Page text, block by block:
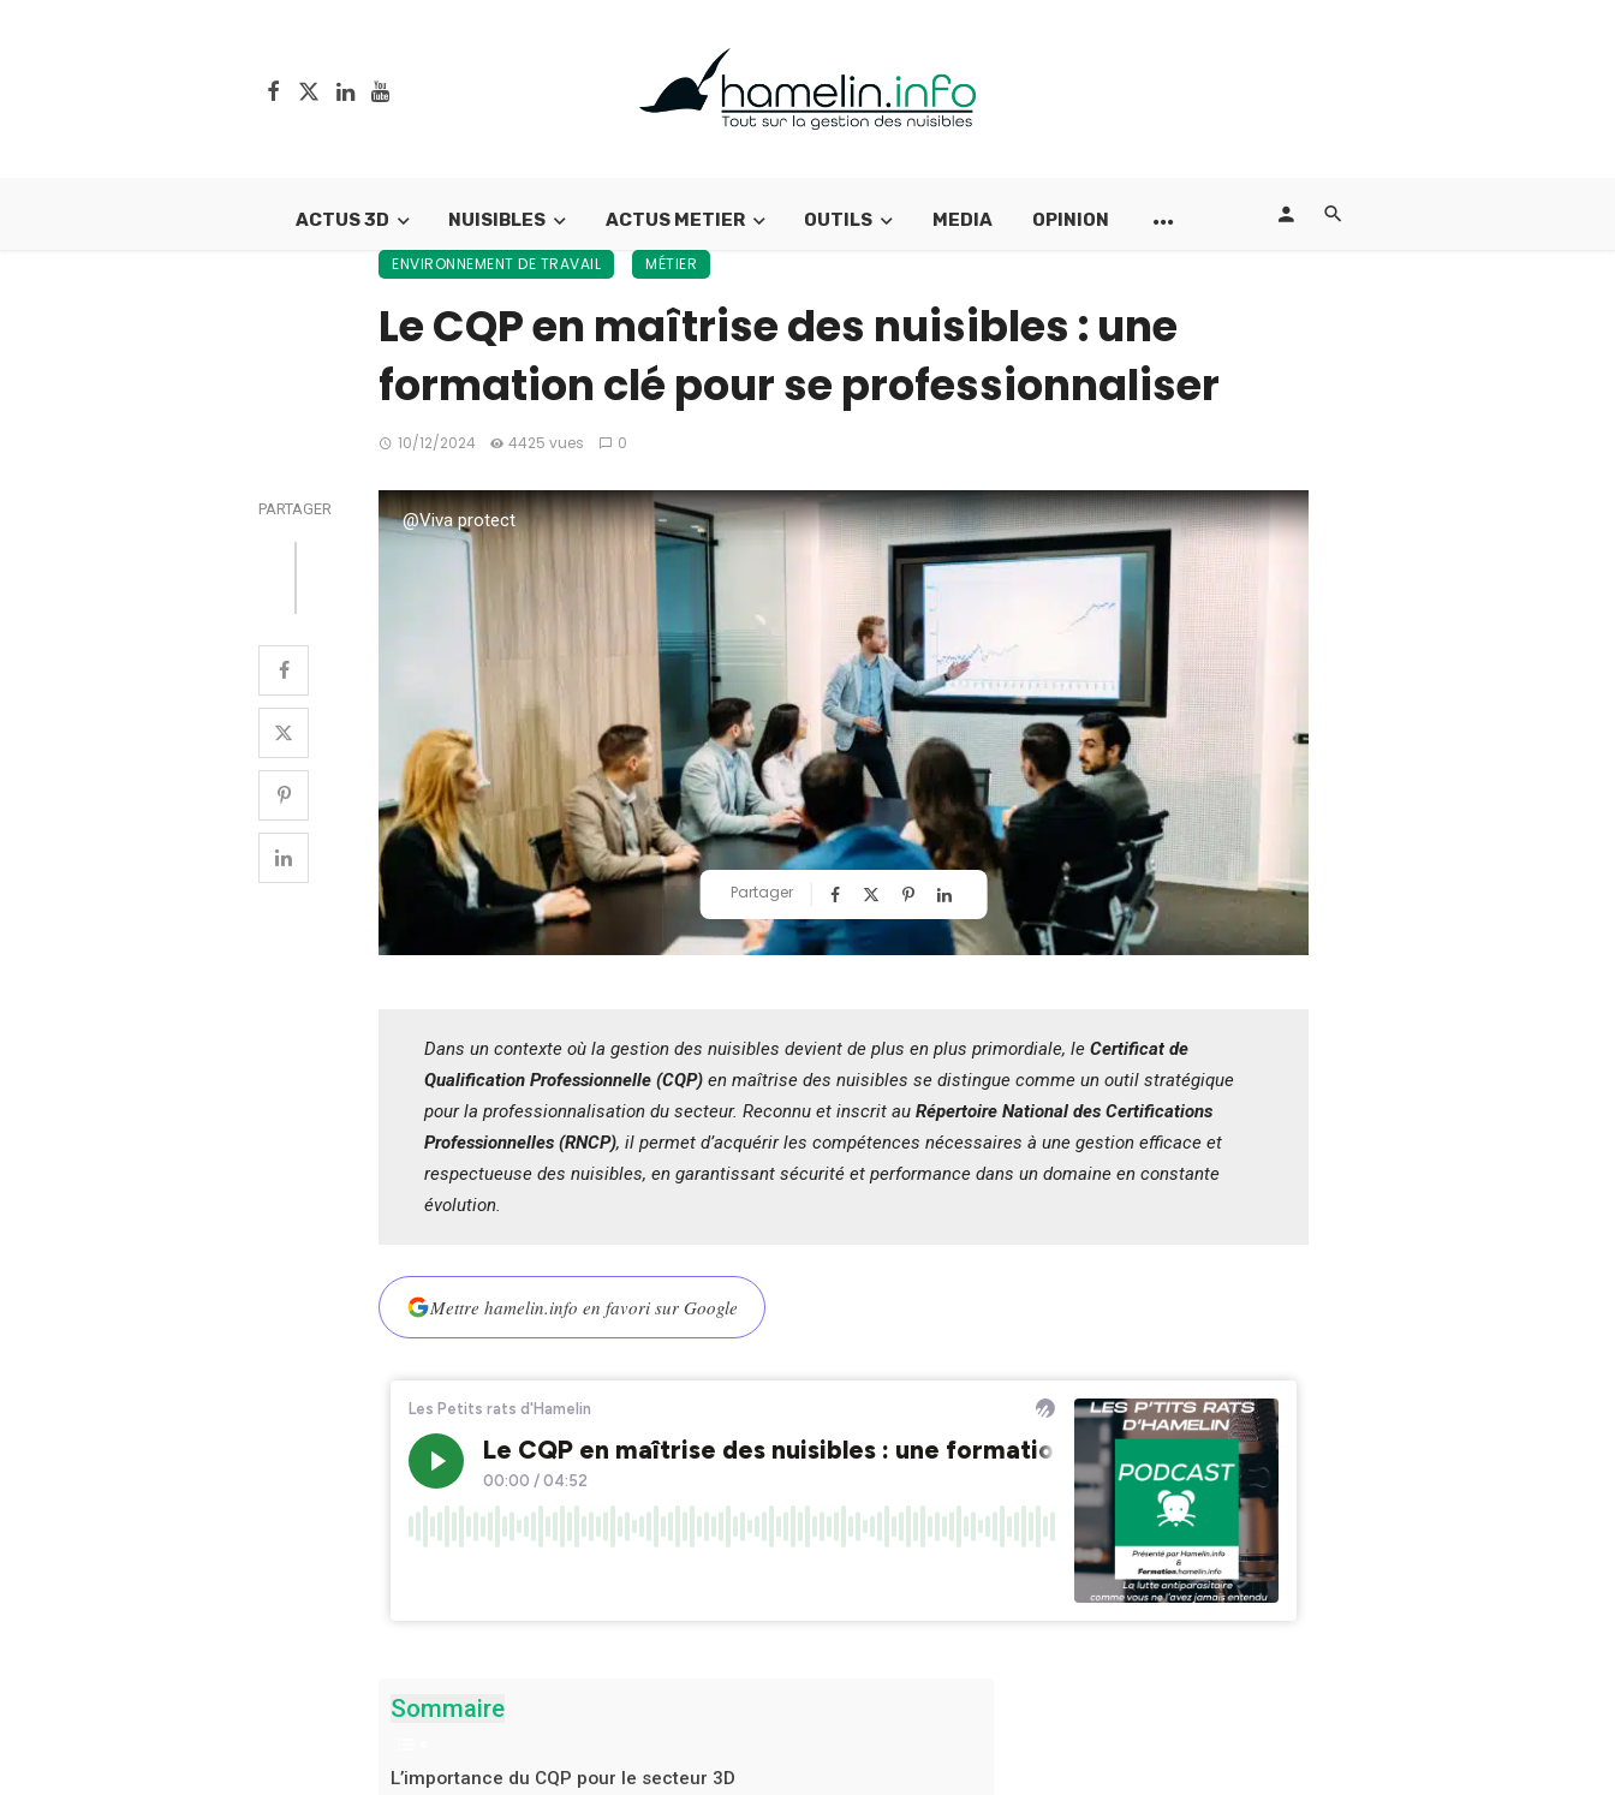
ACTUS 3D NUISIBLES ACTUS METIER OUTILS MEDIA OPINION
ENVIRONNEMENT DE TRAVAIL MÉTIER
Le CQP en maîtrise des nuisibles : une
formation clé pour se professionnaliser
10/12/2024 4425 vues 0
PARTAGER
@Viva protect
Partager
Dans un contexte où la gestion des nuisibles devient de plus en plus primordiale, le Certificat de
Qualification Professionnelle (CQP) en maîtrise des nuisibles se distingue comme un outil stratégique
pour la professionnalisation du secteur. Reconnu et inscrit au Répertoire National des Certifications
Professionnelles (RNCP), il permet d’acquérir les compétences nécessaires à une gestion efficace et
respectueuse des nuisibles, en garantissant sécurité et performance dans un domaine en constante
évolution.
Mettre hamelin.info en favori sur Google
Sommaire
L’importance du CQP pour le secteur 3D